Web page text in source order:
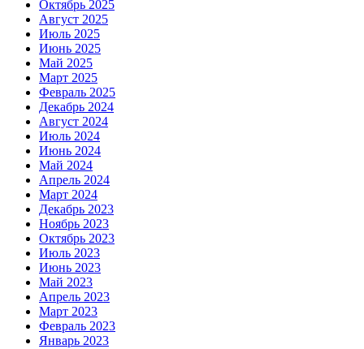
Октябрь 2025
Август 2025
Июль 2025
Июнь 2025
Май 2025
Март 2025
Февраль 2025
Декабрь 2024
Август 2024
Июль 2024
Июнь 2024
Май 2024
Апрель 2024
Март 2024
Декабрь 2023
Ноябрь 2023
Октябрь 2023
Июль 2023
Июнь 2023
Май 2023
Апрель 2023
Март 2023
Февраль 2023
Январь 2023